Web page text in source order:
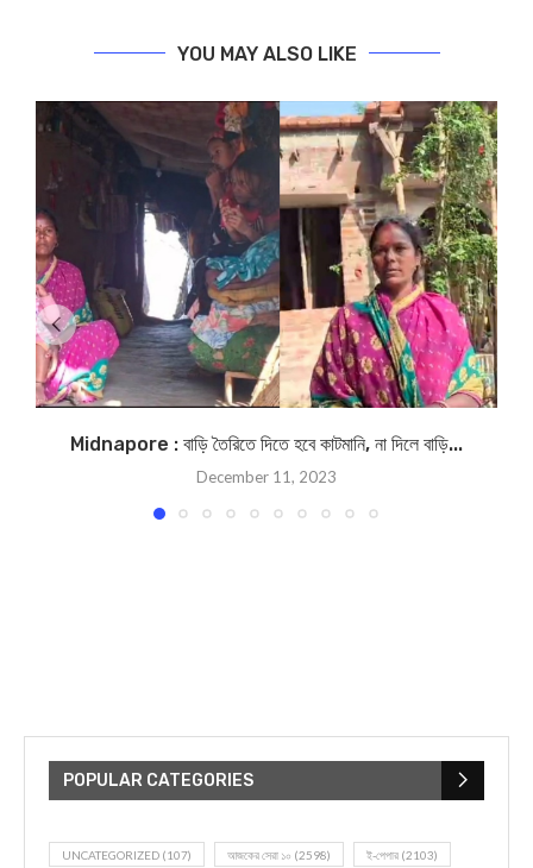
YOU MAY ALSO LIKE
Midnapore : বাড়ি তৈরিতে দিতে হবে কাটমানি, না দিলে বাড়ি...
December 11, 2023
POPULAR CATEGORIES
UNCATEGORIZED (107) আজকের সেরা ১০ (2598) ই-পেপার (2103)